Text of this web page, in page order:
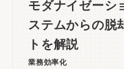
モダナイゼーシ
ステムからの脱
トを解説
業務効率化